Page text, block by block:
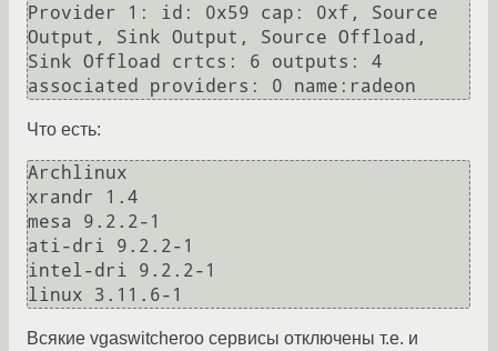
Provider 1: id: 0x59 cap: 0xf, Source
Output, Sink Output, Source Offload,
Sink Offload crtcs: 6 outputs: 4
Что есть:
Archlinux
xrandr 1.4
mesa 9.2.2-1
ati-dri 9.2.2-1
intel-dri 9.2.2-1
Всякие vgaswitcheroo сервисы отключены т.е. и